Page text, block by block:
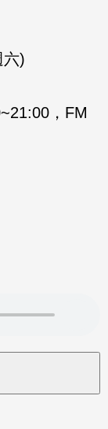
六)
，FM